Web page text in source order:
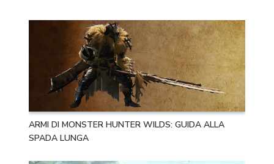
ARMI DI MONSTER HUNTER WILDS: GUIDA ALLA
SPADA LUNGA